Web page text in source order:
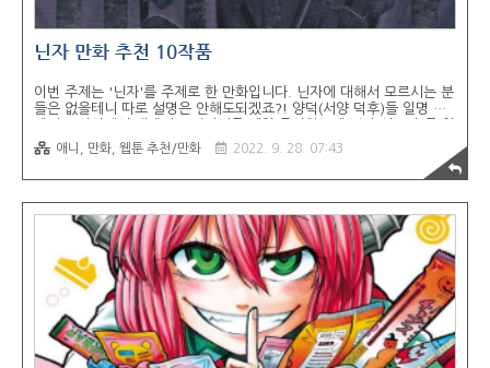
닌자 만화 추천 10작품
이번 주제는 '닌자'를 주제로 한 만화입니다. 닌자에 대해서 모르시는 분
들은 없을테니 따로 설명은 안해도되겠죠?! 양덕(서양 덕후)들 일명 와
본 문화중에서 제일 좋아한다나 뭐라나.. 뭐, 저도 멋있다고 생각하긴합
니다. 변장, 은신, 침투, 암살, 교란, 첩보 등의 고도로 훈련된 달인으로
자신의 정체와 모습을 감추기 위해 가면, 복면 등을 옷으로 바꿔가면서
일텐데.. 뭔가 닌자라고 하면 더 멋있어 보이는 그런 느낌?ㅋ 일본에서
실제로 존재했던 첩보조직이라던데, 실제로는 만화에서 나오는 것처럼
날렵하고 어둠속에서 몸을 숨기고 순식간에 이동하고 그런건 없었겠죠?
제가 닌..
애니, 만화, 웹툰 추천/만화 2022. 9. 28. 07:43